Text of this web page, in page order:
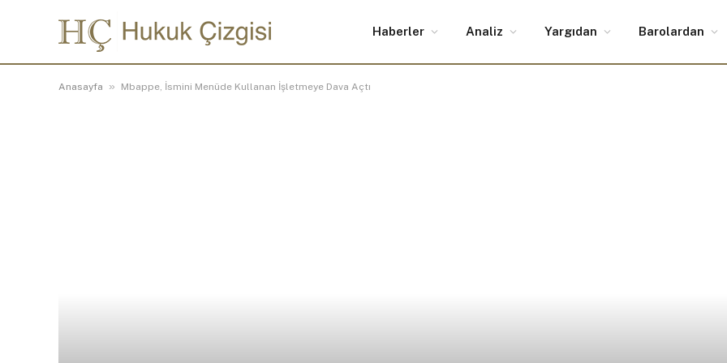
Haberler Analiz Yargıdan Barolardan
Anasayfa » Mbappe, İsmini Menüde Kullanan İşletmeye Dava Açtı